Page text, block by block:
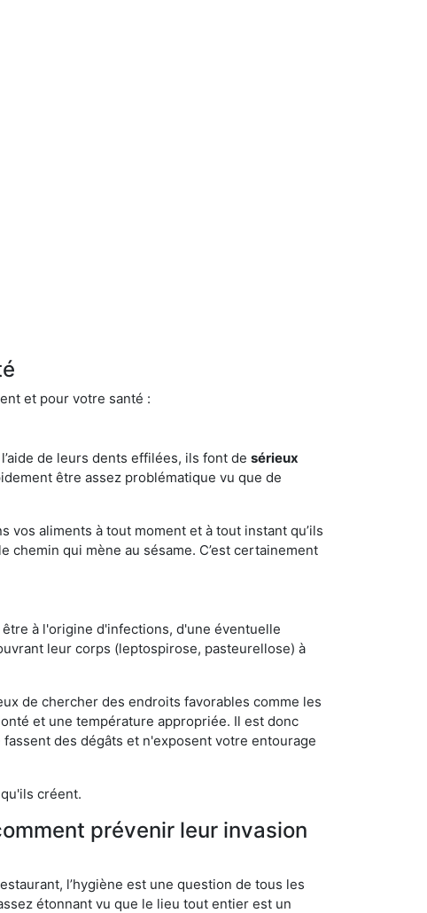
et pour votre santé :
de leurs dents effilées, ils font de sérieux
être assez problématique vu que de
vos aliments à tout moment et à tout instant qu’ils
qui mène au sésame. C’est certainement
à l'origine d'infections, d'une éventuelle
leur corps (leptospirose, pasteurellose) à
de chercher des endroits favorables comme les
et une température appropriée. Il est donc
des dégâts et n'exposent votre entourage
créent.
prévenir leur invasion
l’hygiène est une question de tous les
étonnant vu que le lieu tout entier est un